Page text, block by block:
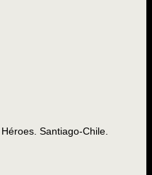
Santiago-Chile.